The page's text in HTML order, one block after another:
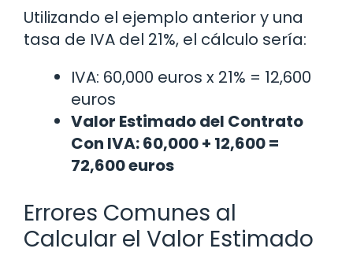
Utilizando el ejemplo anterior y una
tasa de IVA del 21%, el cálculo sería:
IVA: 60,000 euros x 21% = 12,600
euros
Valor Estimado del Contrato
Con IVA: 60,000 + 12,600 =
72,600 euros
Errores Comunes al
Calcular el Valor Estimado